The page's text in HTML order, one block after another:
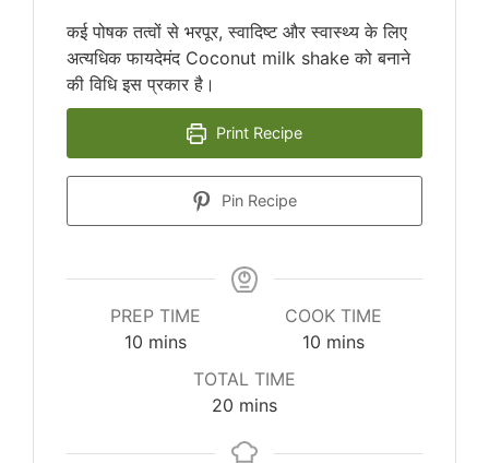
कई पोषक तत्वों से भरपूर, स्वादिष्ट और स्वास्थ्य के लिए
अत्यधिक फायदेमंद Coconut milk shake को बनाने
की विधि इस प्रकार है।
Print Recipe
Pin Recipe
PREP TIME
10 mins
COOK TIME
10 mins
TOTAL TIME
20 mins